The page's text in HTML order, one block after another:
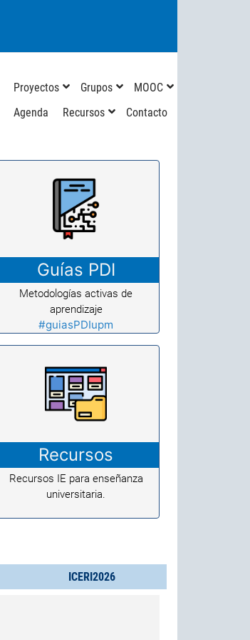
Proyectos Grupos
MOOC
Agenda Recursos Contacto
Guías PDI
Metodologías activas de
aprendizaje
#guiasPDIupm
Recursos
Recursos IE para enseñanza
universitaria.
ICERI2026